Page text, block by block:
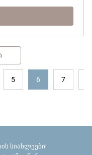
5 6 7
სიახლეები!